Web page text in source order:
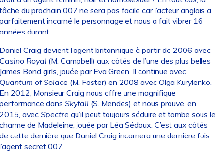
du prochain 007 ne sera pas facile car l’acteur anglais a
incarné le personnage et nous a fait vibrer 16
durant.
Craig devient l’agent britannique à partir de 2006 avec
Royal(M. Campbell) aux côtés de l’une des plus belles
Bond girls, jouée par Eva Green. Il continue avec
of Solace (M. Foster) en 2008 avec Olga Kurylenko.
2012, Monsieur Craig nous offre une magnifique
dans Skyfall (S. Mendes) et nous prouve, en
avec Spectre qu’il peut toujours séduire et tombe sous le
de Madeleine, jouée par Léa Sédoux. C’est aux côtés
cette dernière que Daniel Craig incarnera une dernière fois
secret 007.